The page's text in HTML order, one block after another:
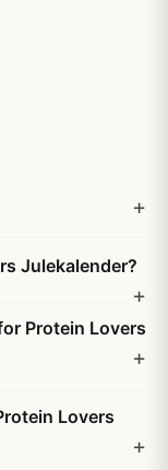
Julekalender?
Protein Lovers
Lovers